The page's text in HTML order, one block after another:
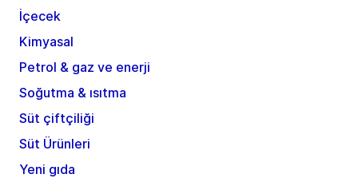
İçecek
Kimyasal
Petrol & gaz ve enerji
Soğutma & ısıtma
Süt çiftçiliği
Süt Ürünleri
Yeni gıda